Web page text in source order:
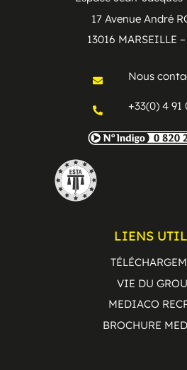
17 Avenue André
13016 MARSEILLE
Nous
+33(0) 4 91
LIENS
VIE DU
MEDIACO
BROCHURE